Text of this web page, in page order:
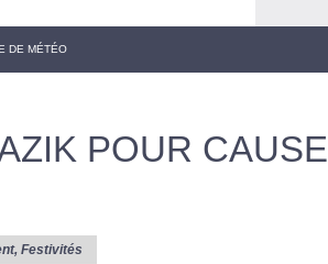
DE MÉTÉO
POUR CAUSE
, Festivités